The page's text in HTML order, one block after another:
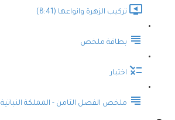
تركيب الزهرة وانواعها (8:41)
بطاقة ملخص
اختبار
ملخص الفصل الثامن - المملكة النباتية